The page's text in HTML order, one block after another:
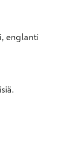
englanti